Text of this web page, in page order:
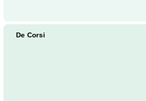
De Corsi